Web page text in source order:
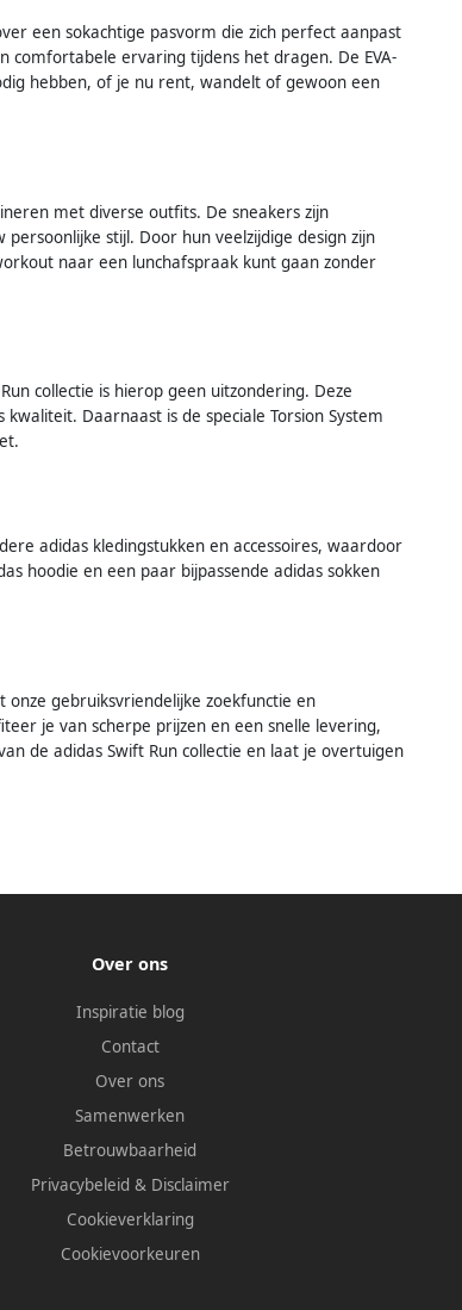
een sokachtige pasvorm die zich perfect aanpast
ervaring tijdens het dragen. De EVA-
hebben, of je nu rent, wandelt of gewoon een
met diverse outfits. De sneakers zijn
stijl. Door hun veelzijdige design zijn
naar een lunchafspraak kunt gaan zonder
collectie is hierop geen uitzondering. Deze
Daarnaast is de speciale Torsion System
adidas kledingstukken en accessoires, waardoor
hoodie en een paar bijpassende adidas sokken
gebruiksvriendelijke zoekfunctie en
je van scherpe prijzen en een snelle levering,
de adidas Swift Run collectie en laat je overtuigen
Over ons
Inspiratie blog
Contact
Over ons
Samenwerken
Betrouwbaarheid
Privacybeleid & Disclaimer
Cookieverklaring
Cookievoorkeuren